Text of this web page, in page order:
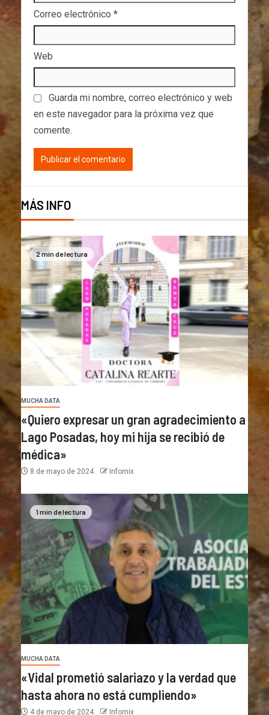
Correo electrónico *
Web
Guarda mi nombre, correo electrónico y web
en este navegador para la próxima vez que
comente.
MÁS INFO
2 min de lectura
MUCHA DATA
«Quiero expresar un gran agradecimiento a
Lago Posadas, hoy mi hija se recibió de
médica»
8 de mayo de 2024 Infomix
1 min de lectura
MUCHA DATA
«Vidal prometió salariazo y la verdad que
hasta ahora no está cumpliendo»
4 de mayo de 2024 Infomix